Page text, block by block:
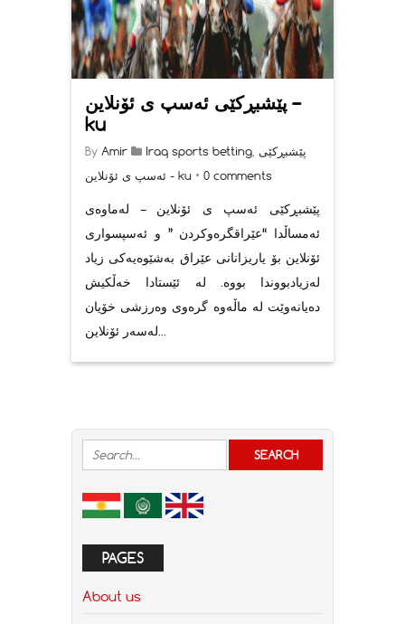
پێشبڕکێی ئەسپ ی ئۆنلاین –
ku
By Amir Iraq sports betting پێشبڕکێی
ئەسپ ی ئۆنلاین - ku • 0 comments
پێشبڕکێی ئەسپ ی ئۆنلاین – لەماوەی
ئەمساڵدا “عێراقگرەوکردن ” و ئەسپسواری
ئۆنلاین بۆ یاریزانانی عێراق بەشێوەیەکی زیاد
لەزیادبووندا بووە. له ئێستادا خەڵکیش
دەیانەوێت لە ماڵەوە گرەوی وەرزشی خۆیان
لەسەر ئۆنلاین...
PAGES
About us